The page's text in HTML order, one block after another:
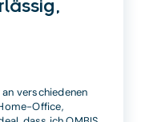
verschiedenen
Office,